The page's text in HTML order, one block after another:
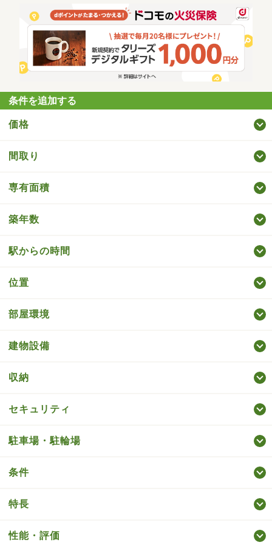
条件を追加する
価格
間取り
専有面積
築年数
駅からの時間
位置
部屋環境
建物設備
収納
セキュリティ
駐車場・駐輪場
条件
特長
性能・評価